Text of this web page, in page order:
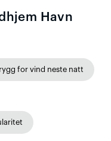
Havn
for vind neste natt